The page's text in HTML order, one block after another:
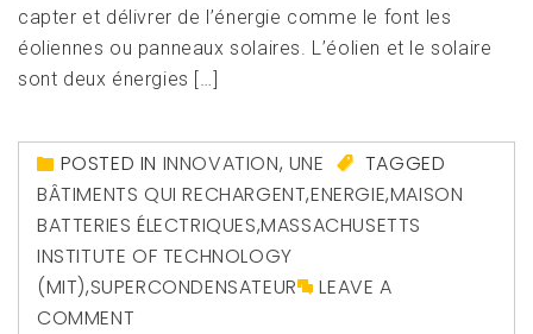
capter et délivrer de l’énergie comme le font les
éoliennes ou panneaux solaires. L’éolien et le solaire
sont deux énergies […]
POSTED IN INNOVATION, UNE
TAGGED
BÂTIMENTS QUI RECHARGENT,ENERGIE,MAISON
BATTERIES ÉLECTRIQUES,MASSACHUSETTS
INSTITUTE OF TECHNOLOGY
(MIT),SUPERCONDENSATEUR
LEAVE A
COMMENT